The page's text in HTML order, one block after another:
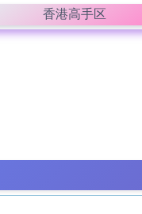
香港高手区